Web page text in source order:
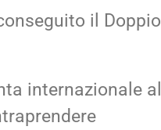
il Doppio
internazionale al